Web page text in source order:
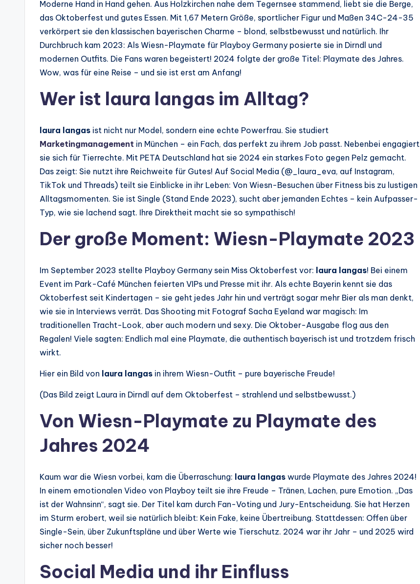
Moderne Hand in Hand gehen. Aus Holzkirchen nahe dem Tegernsee stammend, liebt sie die Berge,
das Oktoberfest und gutes Essen. Mit 1,67 Metern Größe, sportlicher Figur und Maßen 34C-24-35
verkörpert sie den klassischen bayerischen Charme – blond, selbstbewusst und natürlich. Ihr
Durchbruch kam 2023: Als Wiesn-Playmate für Playboy Germany posierte sie in Dirndl und
modernen Outfits. Die Fans waren begeistert! 2024 folgte der große Titel: Playmate des Jahres.
Wow, was für eine Reise – und sie ist erst am Anfang!
Wer ist laura langas im Alltag?
laura langas ist nicht nur Model, sondern eine echte Powerfrau. Sie studiert
Marketingmanagement in München – ein Fach, das perfekt zu ihrem Job passt. Nebenbei engagiert
sie sich für Tierrechte. Mit PETA Deutschland hat sie 2024 ein starkes Foto gegen Pelz gemacht.
Das zeigt: Sie nutzt ihre Reichweite für Gutes! Auf Social Media (@_laura_eva, auf Instagram,
TikTok und Threads) teilt sie Einblicke in ihr Leben: Von Wiesn-Besuchen über Fitness bis zu lustigen
Alltagsmomenten. Sie ist Single (Stand Ende 2023), sucht aber jemanden Echtes – kein Aufpasser-
Typ, wie sie lachend sagt. Ihre Direktheit macht sie so sympathisch!
Der große Moment: Wiesn-Playmate 2023
Im September 2023 stellte Playboy Germany sein Miss Oktoberfest vor: laura langas! Bei einem
Event im Park-Café München feierten VIPs und Presse mit ihr. Als echte Bayerin kennt sie das
Oktoberfest seit Kindertagen – sie geht jedes Jahr hin und verträgt sogar mehr Bier als man denkt,
wie sie in Interviews verrät. Das Shooting mit Fotograf Sacha Eyeland war magisch: Im
traditionellen Tracht-Look, aber auch modern und sexy. Die Oktober-Ausgabe flog aus den
Regalen! Viele sagten: Endlich mal eine Playmate, die authentisch bayerisch ist und trotzdem frisch
wirkt.
Hier ein Bild von laura langas in ihrem Wiesn-Outfit – pure bayerische Freude!
(Das Bild zeigt Laura in Dirndl auf dem Oktoberfest – strahlend und selbstbewusst.)
Von Wiesn-Playmate zu Playmate des
Jahres 2024
Kaum war die Wiesn vorbei, kam die Überraschung: laura langas wurde Playmate des Jahres 2024!
In einem emotionalen Video von Playboy teilt sie ihre Freude – Tränen, Lachen, pure Emotion. „Das
ist der Wahnsinn“, sagt sie. Der Titel kam durch Fan-Voting und Jury-Entscheidung. Sie hat Herzen
im Sturm erobert, weil sie natürlich bleibt: Kein Fake, keine Übertreibung. Stattdessen: Offen über
Single-Sein, über Zukunftspläne und über Werte wie Tierschutz. 2024 war ihr Jahr – und 2025 wird
sicher noch besser!
Social Media und ihr Einfluss